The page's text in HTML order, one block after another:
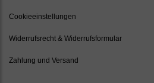
Cookieeinstellungen
Widerrufsrecht & Widerrufsformular
Zahlung und Versand